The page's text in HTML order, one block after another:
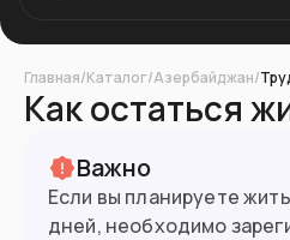
Главная/Каталог/Азербайджан/
Как остаться
Важно
Если вы планируете
дней, необходимо